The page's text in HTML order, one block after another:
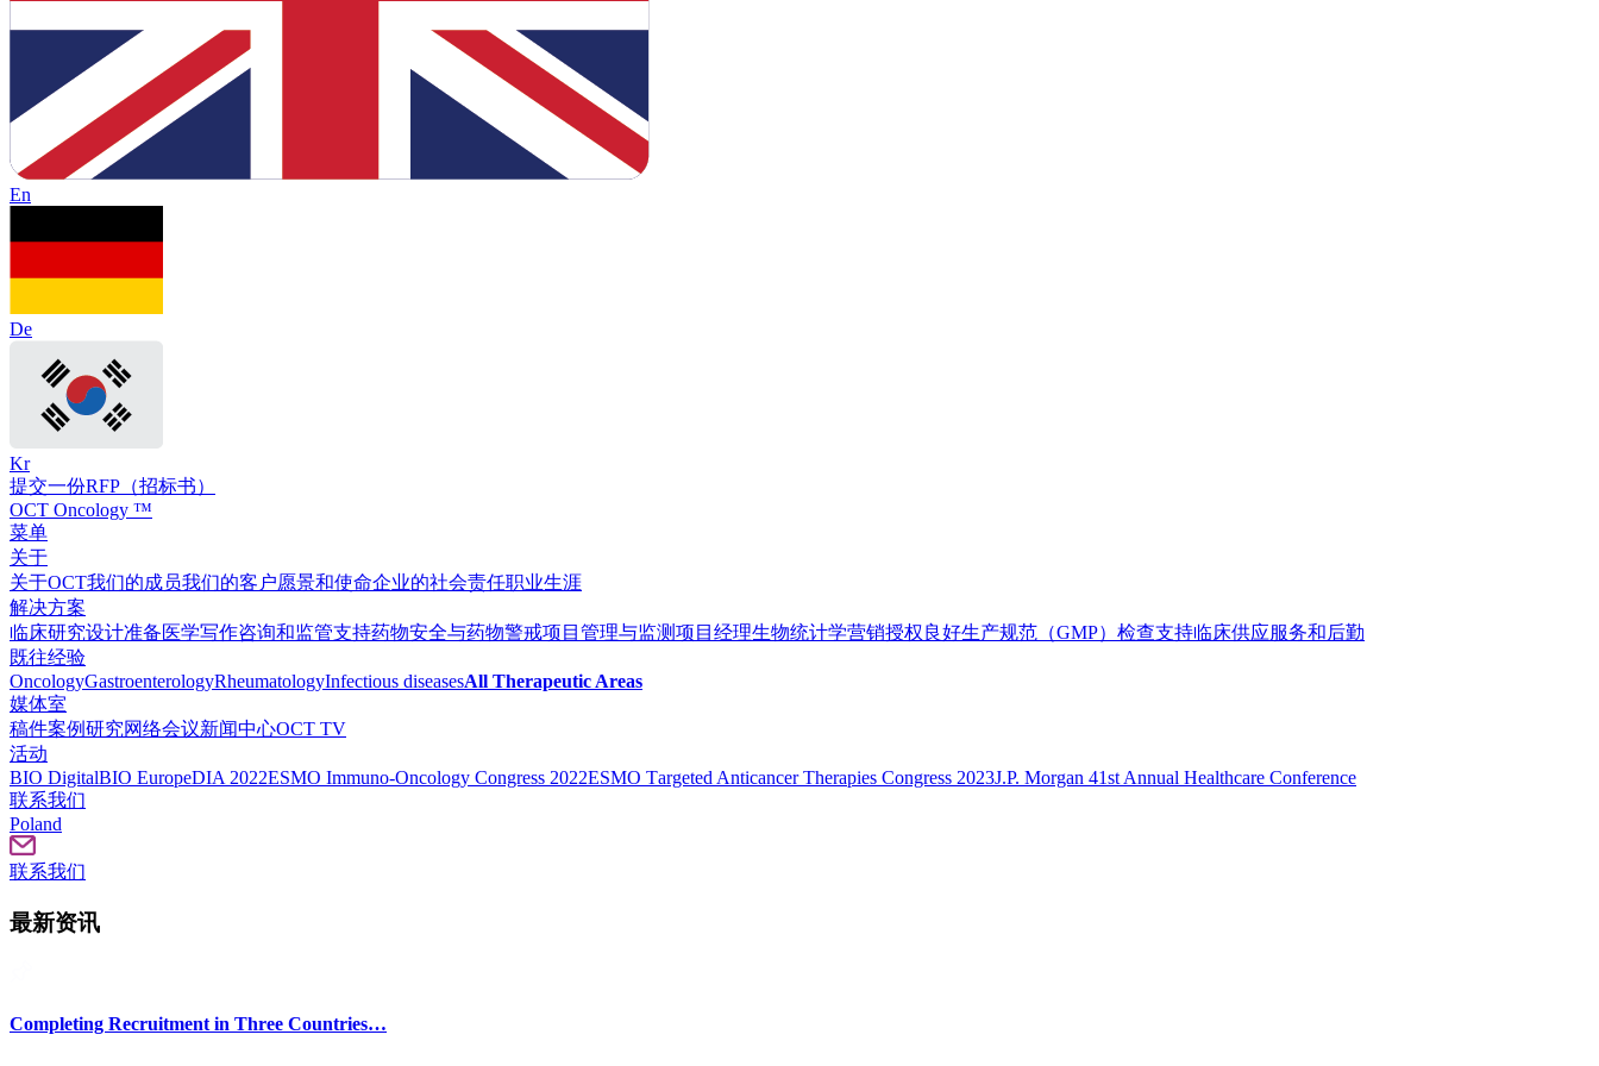
En
De
Kr
提交一份RFP（招标书）
OCT Oncology ™
菜单
关于
关于OCT我们的成员我们的客户愿景和使命企业的社会责任职业生涯
解决方案
临床研究设计准备医学写作咨询和监管支持药物安全与药物警戒项目管理与监测项目经理生物统计学营销授权良好生产规范（GMP）检查支持临床供应服务和后勤
既往经验
OncologyGastroenterologyRheumatologyInfectious diseasesAll Therapeutic Areas
媒体室
稿件案例研究网络会议新闻中心OCT TV
活动
BIO DigitalBIO EuropeDIA 2022ESMO Immuno-Oncology Congress 2022ESMO Тargeted Anticancer Therapies Congress 2023J.P. Morgan 41st Annual Healthcare Conference
联系我们
Poland
联系我们
最新资讯
Completing Recruitment in Three Countries…